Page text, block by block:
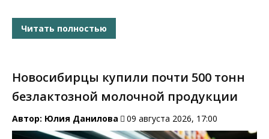
Читать полностью
Новосибирцы купили почти 500 тонн
безлактозной молочной продукции
Автор: Юлия Данилова 09 августа 2026, 17:00